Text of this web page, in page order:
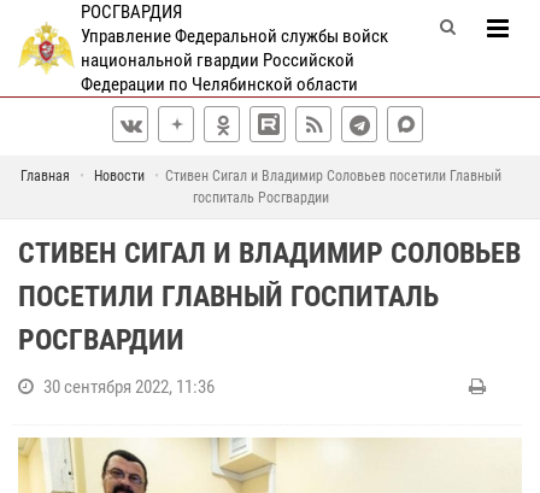
РОСГВАРДИЯ
Управление Федеральной службы войск
национальной гвардии Российской
Федерации по Челябинской области
Главная Новости
Стивен Сигал и Владимир Соловьев посетили Главный
госпиталь Росгвардии
СТИВЕН СИГАЛ И ВЛАДИМИР СОЛОВЬЕВ
ПОСЕТИЛИ ГЛАВНЫЙ ГОСПИТАЛЬ
РОСГВАРДИИ
30 сентября 2022, 11:36